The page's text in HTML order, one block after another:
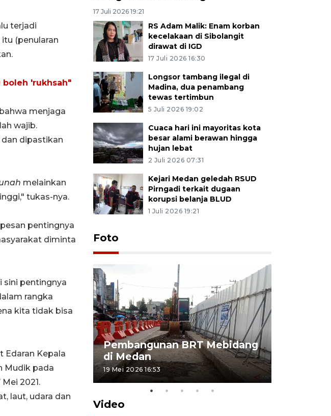
terjadi
(penularan
boleh 'rukhsah"
menjaga
wajib.
dan dipastikan
melainkan
tukas-nya.
pentingnya
diminta
sini pentingnya
rangka
kita tidak bisa
Edaran Kepala
Mudik pada
2021.
laut, udara dan
17 Juli 2026 19:21
RS Adam Malik: Enam korban
kecelakaan di Sibolangit
dirawat di IGD
17 Juli 2026 16:30
Longsor tambang ilegal di
Madina, dua penambang
tewas tertimbun
5 Juli 2026 19:02
Cuaca hari ini mayoritas kota
besar alami berawan hingga
hujan lebat
2 Juli 2026 07:31
Kejari Medan geledah RSUD
Pirngadi terkait dugaan
korupsi belanja BLUD
1 Juli 2026 19:21
Foto
Pembangunan BRT Mebidang
di Medan
19 Mei 2026 16:53
Video